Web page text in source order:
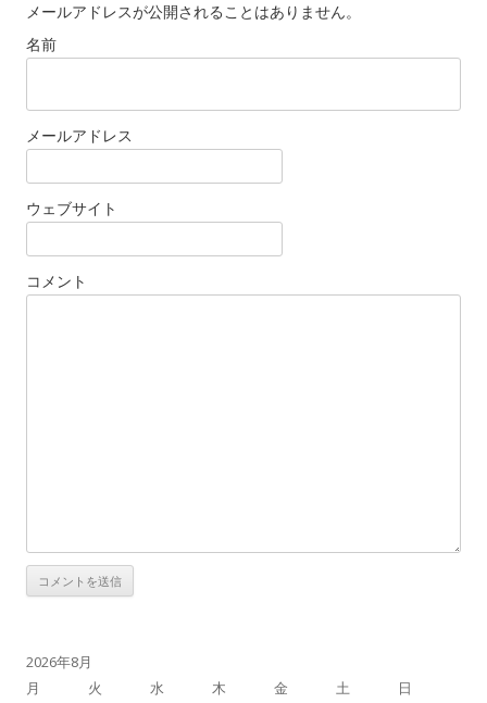
メールアドレスが公開されることはありません。
名前
メールアドレス
ウェブサイト
コメント
2026年8月
月
火 水 木 金 土 日